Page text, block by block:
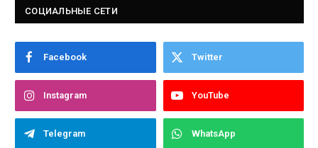
СОЦИАЛЬНЫЕ СЕТИ
Facebook Twitter
Instagram YouTube
Telegram WhatsApp